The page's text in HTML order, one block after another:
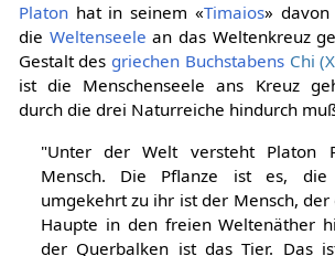
Platonhat in seinem «Timaios» davon
die Weltenseele an das Weltenkreuz
Gestalt des griechen Buchstabens Chi
ist die Menschenseele ans Kreuz
durch die drei Naturreiche hindurch
"Unter der Welt versteht Platon
Mensch. Die Pflanze ist es, die
umgekehrt zu ihr ist der Mensch,
Haupte in den freien Weltenäther
der Querbalken ist das Tier. Das